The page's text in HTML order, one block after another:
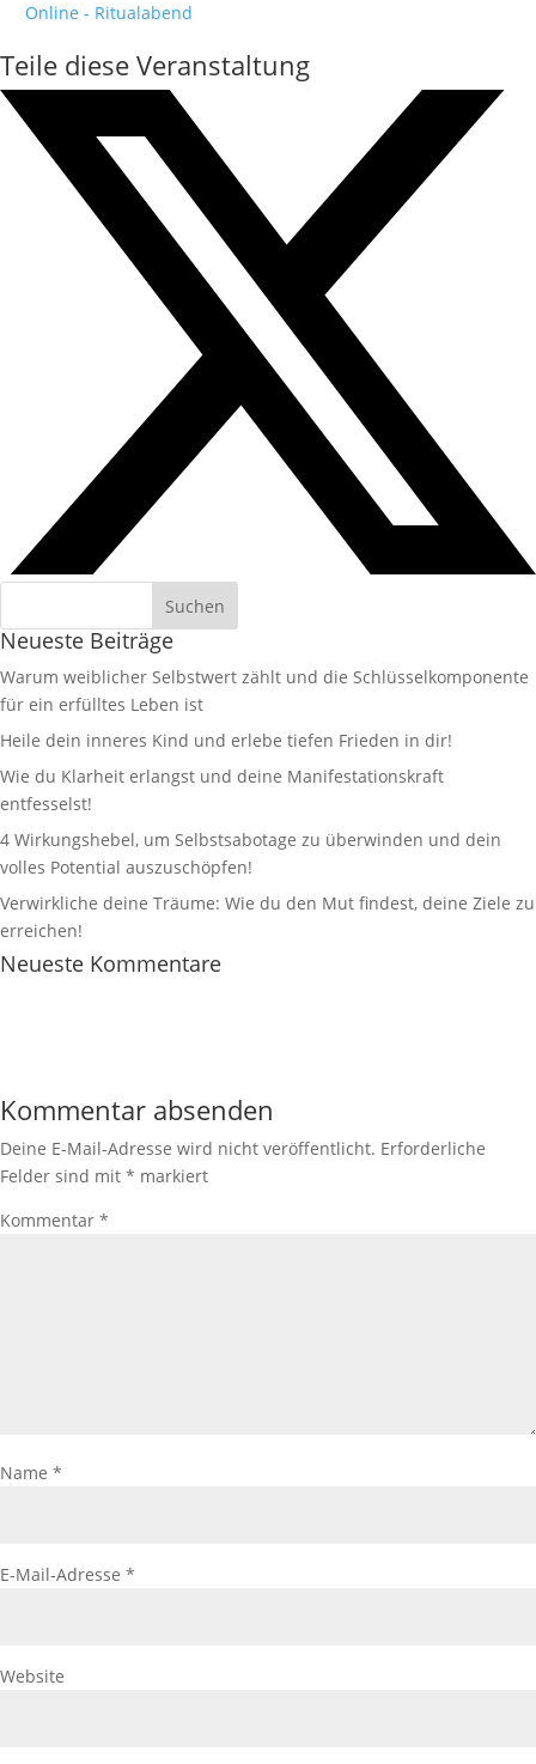
Online - Ritualabend
Teile diese Veranstaltung
Neueste Beiträge
Warum weiblicher Selbstwert zählt und die Schlüsselkomponente
für ein erfülltes Leben ist
Heile dein inneres Kind und erlebe tiefen Frieden in dir!
Wie du Klarheit erlangst und deine Manifestationskraft
entfesselst!
4 Wirkungshebel, um Selbstsabotage zu überwinden und dein
volles Potential auszuschöpfen!
Verwirkliche deine Träume: Wie du den Mut findest, deine Ziele zu
erreichen!
Neueste Kommentare
Kommentar absenden
Deine E-Mail-Adresse wird nicht veröffentlicht. Erforderliche
Felder sind mit * markiert
Kommentar *
Name *
E-Mail-Adresse *
Website